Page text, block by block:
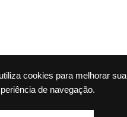
cookies para melhorar sua
de navegação.